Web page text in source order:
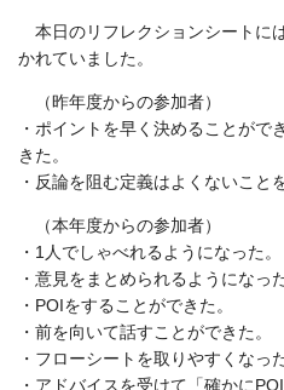
本日のリフレクションシートに
かれていました。
（昨年度からの参加者）
・ポイントを早く決めることがで
きた。
・反論を阻む定義はよくないこと
（本年度からの参加者）
・1人でしゃべれるようになった。
・意見をまとめられるようになった
・POIをすることができた。
・前を向いて話すことができた。
・フローシートを取りやすくなった
・アドバイスを受けて「確かに